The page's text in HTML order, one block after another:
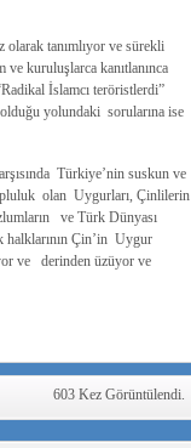
tanımlıyor ve sürekli
kuruluşlarca kanıtlanınca
İslamcı teröristlerdi”
yolundaki sorularına ise
Türkiye’nin suskun ve
olan Uygurları, Çinlilerin
ve Türk Dünyası
halklarının Çin’in Uygur
ve derinden üzüyor ve
603 Kez Görüntülendi.